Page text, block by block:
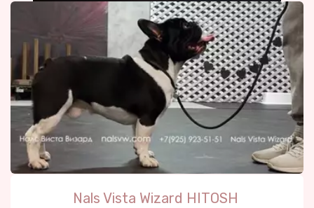
Nals Vista Wizard HITOSH